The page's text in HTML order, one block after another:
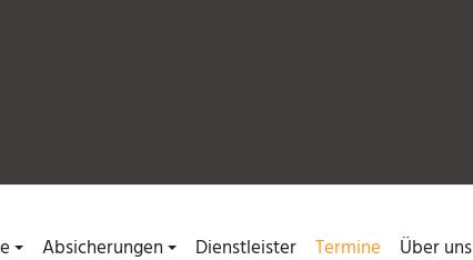
Absicherungen Dienstleister Termine Über uns